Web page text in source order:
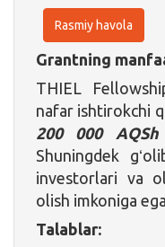
Rasmiy havola
Grantning
THIEL
nafar ishtirokchi
200 000
Shuningdek
investorlari va
olish imkoniga
Talablar: